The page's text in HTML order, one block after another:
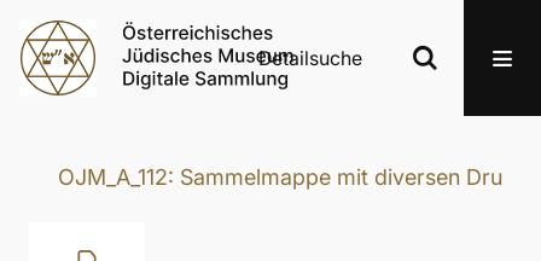
Detailsuche
OJM_A_112: Sammelmappe mit diversen